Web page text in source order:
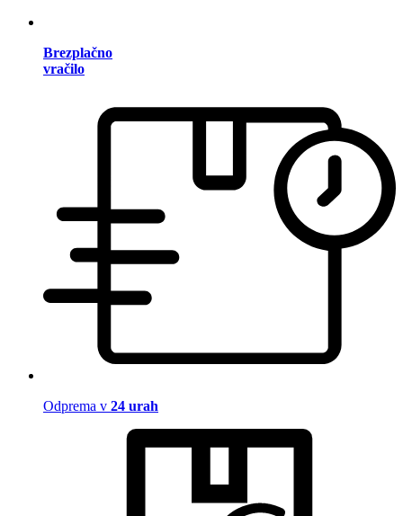
Brezplačno
vračilo
Odprema v 24 urah